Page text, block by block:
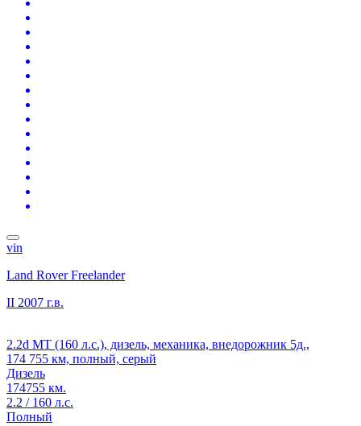
vin
Land Rover Freelander
II 2007 г.в.
2.2d MT (160 л.с.), дизель, механика, внедорожник 5д.,
174 755 км, полный, серый
Дизель
174755 км.
2.2 / 160 л.с.
Полный